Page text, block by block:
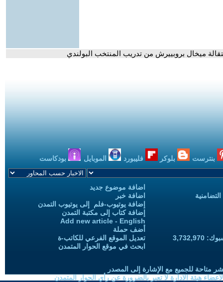
ميخال بروبييرش من تدريب المنتخب البولندي
بنترست بلوكر فليبورد الموبايل بودكاست
اضافة موضوع جديد
اضافة خبر
إضافة يوتيوب-فلم إلى يوتيوب التمدن
إضافة كتاب إلى مكتبة التمدن
Add new article - English
أضف حملة
تعديل الموقع الفرعي للكاتب-ة
ابحث في موقع الحوار المتمدن
متاحة للجميع مع الإشارة إلى المصدر
هيئة الادارة لا تعبر بالضرورة عن رأي الحوار المتمدن